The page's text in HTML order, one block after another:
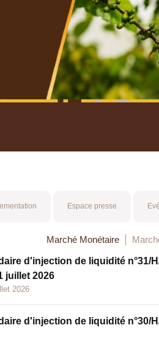
Espace presse
Marché Monétaire
d'injection de liquidité n°31/
juillet 2026
2026
d'injection de liquidité n°30/